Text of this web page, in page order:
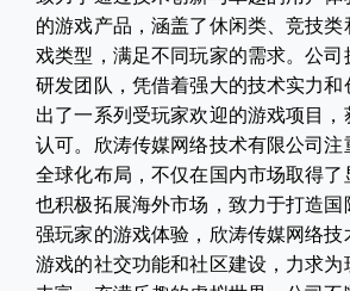
的游戏产品，涵盖了休闲类、竞技
戏类型，满足不同玩家的需求。公司
研发团队，凭借着强大的技术实力和
出了一系列受玩家欢迎的游戏项目，
认可。欣涛传媒网络技术有限公司注
全球化布局，不仅在国内市场取得
也积极拓展海外市场，致力于打造国
强玩家的游戏体验，欣涛传媒网络
游戏的社交功能和社区建设，力求为